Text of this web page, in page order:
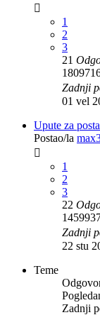
1
2
3
21
Zadnji
01 vel
Upute za
Postao/la
1
2
3
22
Zadnji
22 stu
Teme
Zadnji